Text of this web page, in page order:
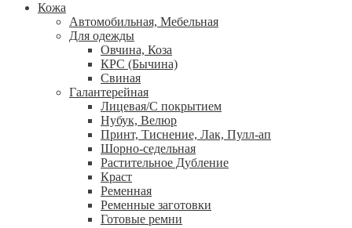
Кожа
Автомобильная, Мебельная
Для одежды
Овчина, Коза
КРС (Бычина)
Свиная
Галантерейная
Лицевая/С покрытием
Нубук, Велюр
Принт, Тиснение, Лак, Пулл-ап
Шорно-седельная
Растительное Дубление
Краст
Ременная
Ременные заготовки
Готовые ремни